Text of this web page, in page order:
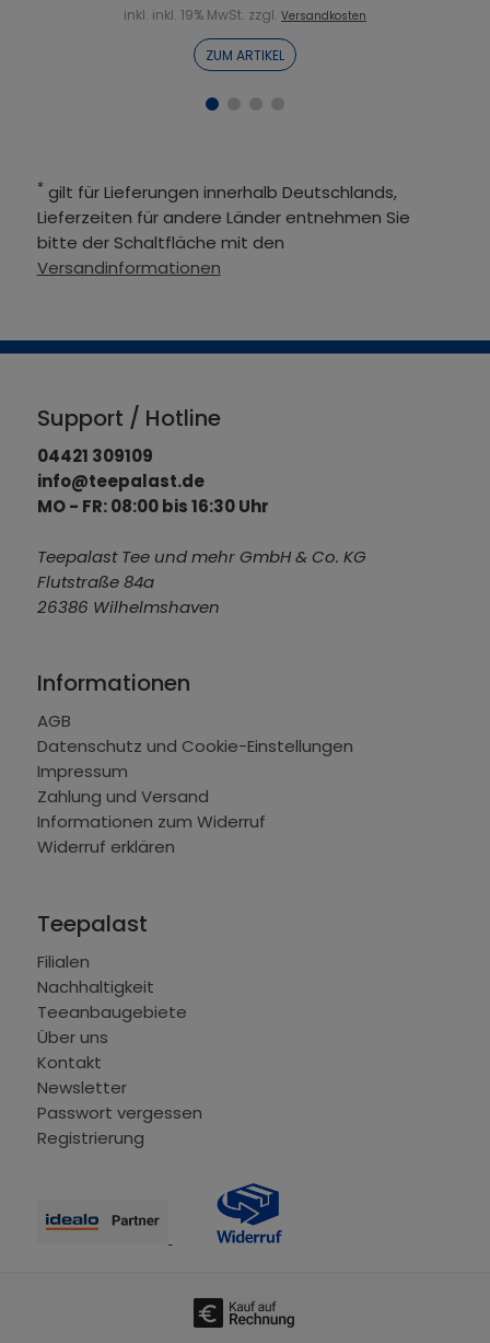
inkl. inkl. 19% MwSt. zzgl.Versandkosten
ZUM ARTIKEL
* gilt für Lieferungen innerhalb Deutschlands,
Lieferzeiten für andere Länder entnehmen Sie
bitte der Schaltfläche mit den
Versandinformationen
Support / Hotline
04421 309109
info@teepalast.de
MO - FR: 08:00 bis 16:30 Uhr
Teepalast Tee und mehr GmbH & Co. KG
Flutstraße 84a
26386 Wilhelmshaven
Informationen
AGB
Datenschutz und Cookie-Einstellungen
Impressum
Zahlung und Versand
Informationen zum Widerruf
Widerruf erklären
Teepalast
Filialen
Nachhaltigkeit
Teeanbaugebiete
Über uns
Kontakt
Newsletter
Passwort vergessen
Registrierung